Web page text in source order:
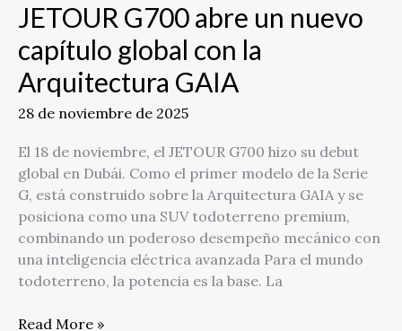
JETOUR G700 abre un nuevo
capítulo global con la
Arquitectura GAIA
28 de noviembre de 2025
El 18 de noviembre, el JETOUR G700 hizo su debut
global en Dubái. Como el primer modelo de la Serie
G, está construido sobre la Arquitectura GAIA y se
posiciona como una SUV todoterreno premium,
combinando un poderoso desempeño mecánico con
una inteligencia eléctrica avanzada Para el mundo
todoterreno, la potencia es la base. La
con
la
Arquitectura
GAIA
Read More »